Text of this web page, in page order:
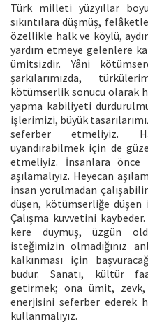
Türk milleti yüzyıllar
sıkıntılara düşmüş,
özellikle halk ve köylü,
yardım etmeye gelenlere
ümitsizdir. Yâni
şarkılarımızda,
kötümserlik sonucu olarak
yapma kabiliyeti
işlerimizi, büyük
seferber etmeliyiz.
uyandırabilmek için de
etmeliyiz. İnsanlara önce
aşılamalıyız. Heyecan
insan yorulmadan
düşen, kötümserliğe düşen
Çalışma kuvvetini
kere duymuş, üzgün
isteğimizin olmadığınız
kalkınması için
budur. Sanatı, kültür
getirmek; ona ümit,
enerjisini seferber ederek
kullanmalıyız.